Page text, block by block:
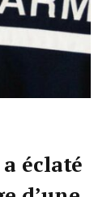
éclaté